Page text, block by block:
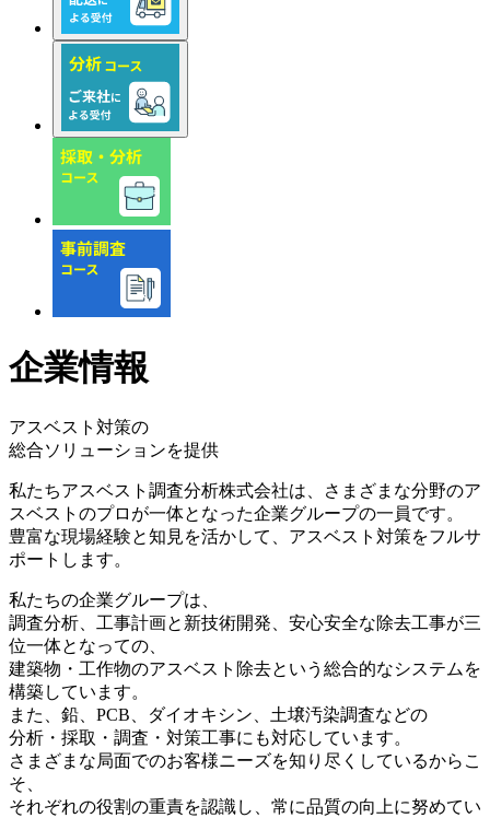
企業情報
アスベスト対策の
総合ソリューションを提供
私たちアスベスト調査分析株式会社は、さまざまな分野のア
スベストのプロが一体となった企業グループの一員です。
豊富な現場経験と知見を活かして、アスベスト対策をフルサ
ポートします。
私たちの企業グループは、
調査分析、工事計画と新技術開発、安心安全な除去工事が三
位一体となっての、
建築物・工作物のアスベスト除去という総合的なシステムを
構築しています。
また、鉛、PCB、ダイオキシン、土壌汚染調査などの
分析・採取・調査・対策工事にも対応しています。
さまざまな局面でのお客様ニーズを知り尽くしているからこ
そ、
それぞれの役割の重責を認識し、常に品質の向上に努めてい